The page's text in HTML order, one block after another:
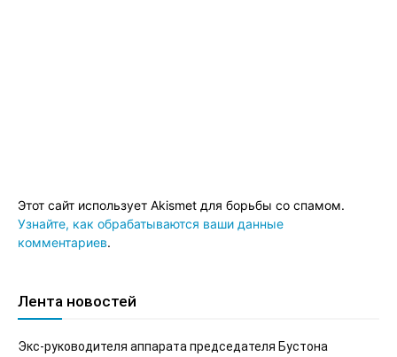
Этот сайт использует Akismet для борьбы со спамом.
Узнайте, как обрабатываются ваши данные
комментариев.
Лента новостей
Экс-руководителя аппарата председателя Бустона